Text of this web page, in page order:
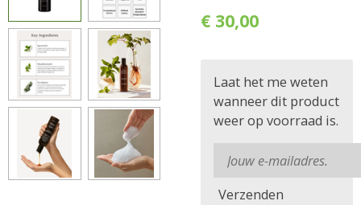
€ 30,00
Laat het me weten
wanneer dit product
weer op voorraad is.
Verzenden